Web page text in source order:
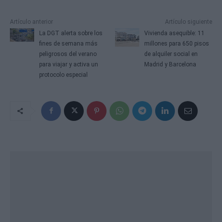
Artículo anterior
La DGT alerta sobre los
fines de semana más
peligrosos del verano
para viajar y activa un
protocolo especial
Artículo siguiente
Vivienda asequible: 11
millones para 650 pisos
de alquiler social en
Madrid y Barcelona